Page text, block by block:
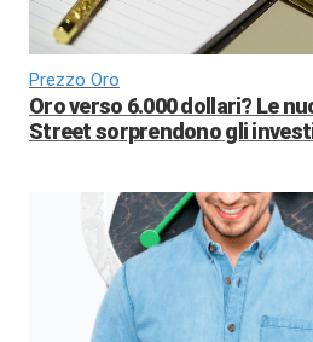
Prezzo Oro
Oro verso 6.000 dollari? Le
Street sorprendono gli